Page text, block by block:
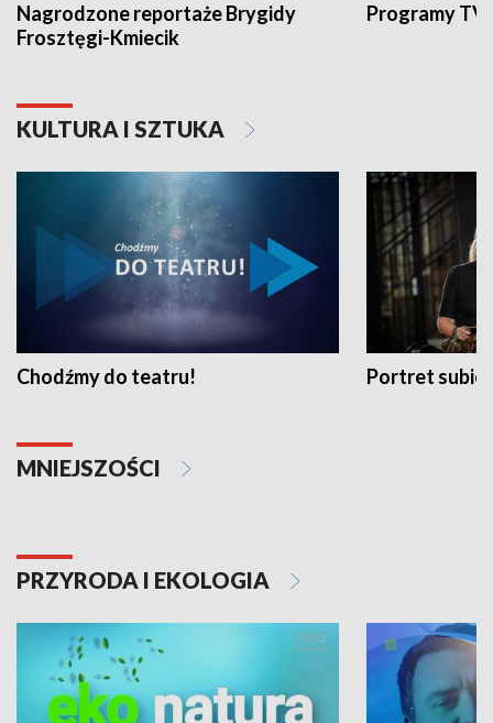
Nagrodzone reportaże Brygidy
Frosztęgi-Kmiecik
Programy
KULTURA I SZTUKA
Chodźmy do teatru! Portret
MNIEJSZOŚCI
PRZYRODA I EKOLOGIA